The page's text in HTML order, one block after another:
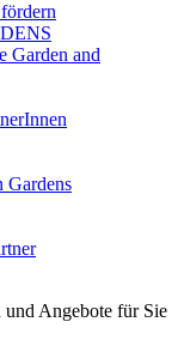
Garden and
und Angebote für Sie